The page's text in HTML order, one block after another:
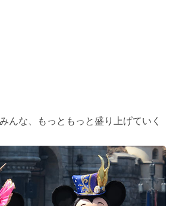
んな、もっともっと盛り上げていく